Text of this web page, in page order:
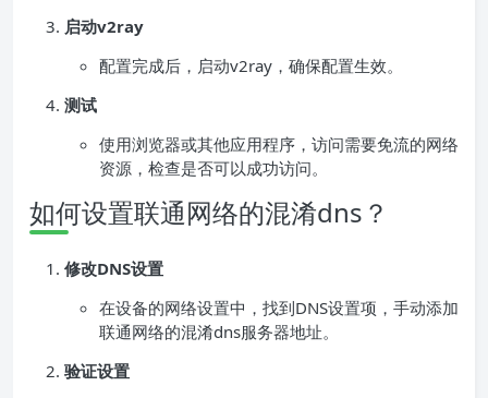
启动v2ray
配置完成后，启动v2ray，确保配置生效。
测试
使用浏览器或其他应用程序，访问需要免流的网络
资源，检查是否可以成功访问。
如何设置联通网络的混淆dns？
修改DNS设置
在设备的网络设置中，找到DNS设置项，手动添加
联通网络的混淆dns服务器地址。
验证设置